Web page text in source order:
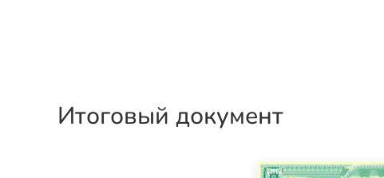
Итоговый документ